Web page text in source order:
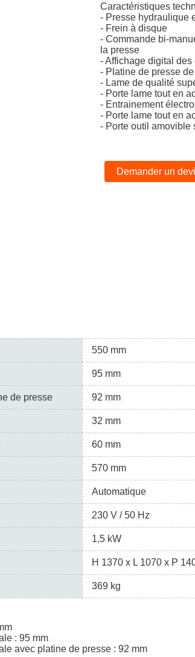
Caractéristiques
- Presse hydraulique
- Frein à disque
- Commande bi-
la presse
- Affichage digital
- Platine de presse
- Lame de qualité
- Porte lame tout en
- Entrainement
- Porte lame tout en
- Porte outil amovible
Demander un
550 mm
95 mm
de presse 92 mm
32 mm
60 mm
570 mm
Automatique
230 V / 50 Hz
1,5 kW
H 1370 x L 1070 x P
369 kg
: 95 mm
avec platine de presse : 92 mm